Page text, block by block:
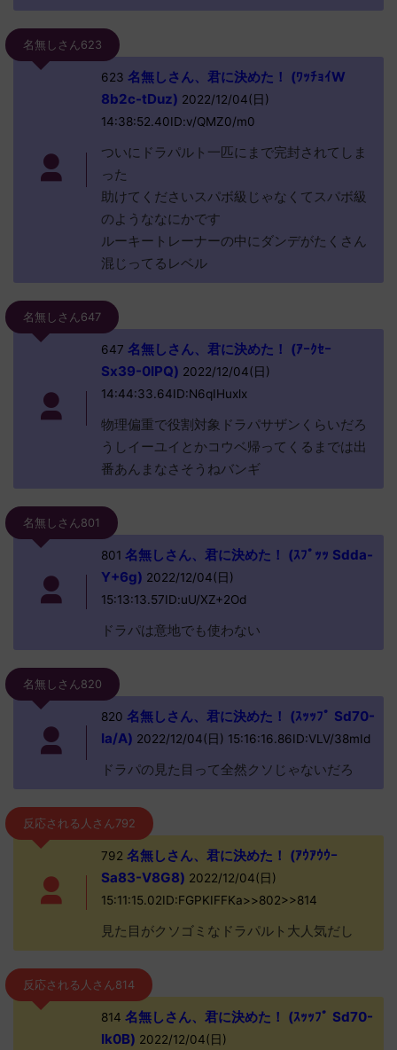
名無しさん623
623 名無しさん、君に決めた！ (ﾜｯﾁｮｲW
8b2c-tDuz) 2022/12/04(日)
14:38:52.40ID:v/QMZ0/m0
ついにドラパルト一匹にまで完封されてしま
った
助けてくださいスパボ級じゃなくてスパボ級
のようななにかです
ルーキートレーナーの中にダンデがたくさん
混じってるレベル
名無しさん647
647 名無しさん、君に決めた！ (ｱｰｸｾｰ
Sx39-0IPQ) 2022/12/04(日)
14:44:33.64ID:N6qIHuxlx
物理偏重で役割対象ドラパサザンくらいだろ
うしイーユイとかコウベ帰ってくるまでは出
番あんまなさそうねバンギ
名無しさん801
801 名無しさん、君に決めた！ (ｽﾌﾟｯｯ Sdda-
Y+6g) 2022/12/04(日)
15:13:13.57ID:uU/XZ+2Od
ドラパは意地でも使わない
名無しさん820
820 名無しさん、君に決めた！ (ｽｯｯﾌﾟ Sd70-
Ia/A) 2022/12/04(日) 15:16:16.86ID:VLV/38mId
ドラパの見た目って全然クソじゃないだろ
反応される人さん792
792 名無しさん、君に決めた！ (ｱｳｱｳｳｰ
Sa83-V8G8) 2022/12/04(日)
15:11:15.02ID:FGPKIFFKa>>802>>814
見た目がクソゴミなドラパルト大人気だし
反応される人さん814
814 名無しさん、君に決めた！ (ｽｯｯﾌﾟ Sd70-
Ik0B) 2022/12/04(日)